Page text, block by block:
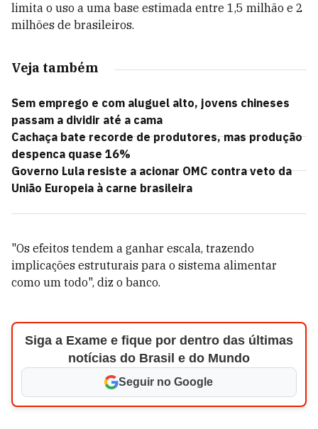
limita o uso a uma base estimada entre 1,5 milhão e 2
milhões de brasileiros.
Veja também
Sem emprego e com aluguel alto, jovens chineses
passam a dividir até a cama
Cachaça bate recorde de produtores, mas produção
despenca quase 16%
Governo Lula resiste a acionar OMC contra veto da
União Europeia à carne brasileira
"Os efeitos tendem a ganhar escala, trazendo
implicações estruturais para o sistema alimentar
como um todo", diz o banco.
Siga a Exame e fique por dentro das últimas
notícias do Brasil e do Mundo
Seguir no Google